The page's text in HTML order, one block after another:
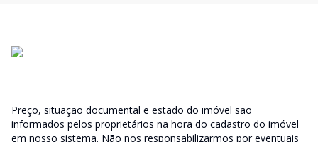
Preço, situação documental e estado do imóvel são
informados pelos proprietários na hora do cadastro do imóvel
em nosso sistema. Não nos responsabilizarmos por eventuais